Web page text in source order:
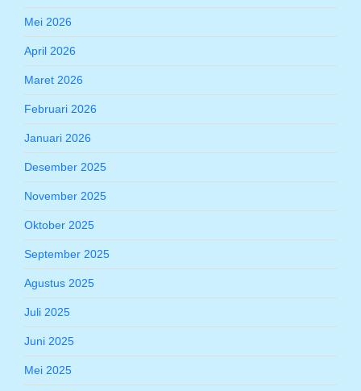
Mei 2026
April 2026
Maret 2026
Februari 2026
Januari 2026
Desember 2025
November 2025
Oktober 2025
September 2025
Agustus 2025
Juli 2025
Juni 2025
Mei 2025